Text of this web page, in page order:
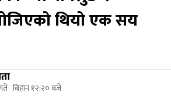
थियो एक सय
बिहान १२:२० बजे